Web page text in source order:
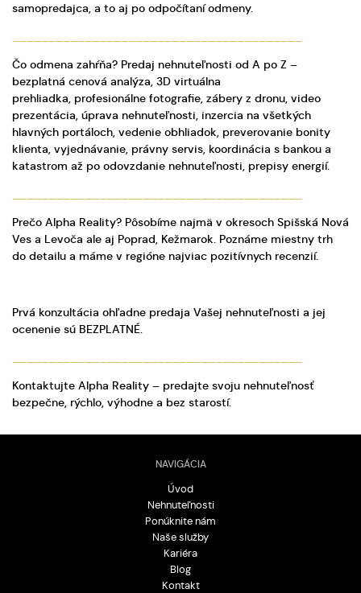
samopredajca, a to aj po odpočítaní odmeny.
Čo odmena zahŕňa? Predaj nehnuteľnosti od A po Z –
bezplatná cenová analýza, 3D virtuálna
prehliadka, profesionálne fotografie, zábery z dronu, video
prezentácia, úprava nehnuteľnosti, inzercia na všetkých
hlavných portáloch, vedenie obhliadok, preverovanie bonity
klienta, vyjednávanie, právny servis, koordinácia s bankou a
katastrom až po odovzdanie nehnuteľnosti, prepisy energií.
Prečo Alpha Reality? Pôsobíme najmä v okresoch Spišská Nová
Ves a Levoča ale aj Poprad, Kežmarok. Poznáme miestny trh
do detailu a máme v regióne najviac pozitívnych recenzií.
Prvá konzultácia ohľadne predaja Vašej nehnuteľnosti a jej
ocenenie sú BEZPLATNÉ.
Kontaktujte Alpha Reality – predajte svoju nehnuteľnosť
bezpečne, rýchlo, výhodne a bez starostí.
NAVIGÁCIA
Úvod
Nehnuteľnosti
Ponúknite nám
Naše služby
Kariéra
Blog
Kontakt